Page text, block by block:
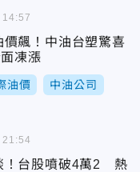
價飆！中油台塑驚喜
凍漲
油價 中油公司
14:57
！台股噴破4萬2 熱
21:54